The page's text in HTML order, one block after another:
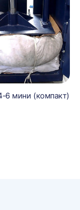
6 мини (компакт)